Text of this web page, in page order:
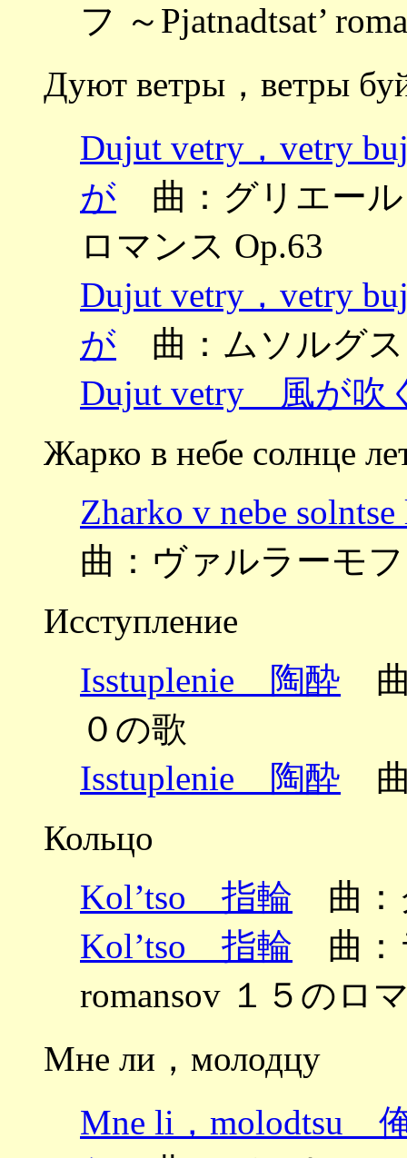
フ ～Pjatnadtsat’
Дуют ветры，ветры
Dujut vetry，vetry
が 曲：グリエール
ロマンス Op.63
Dujut vetry，vetry
が 曲：ムソルグ
Dujut vetry 風が吹
Жарко в небе солнце
Zharko v nebe
曲：ヴァルラーモフ
Исступление
Isstuplenie 陶酔 曲
０の歌
Isstuplenie 陶酔 曲
Кольцо
Kol’tso 指輪 曲：
Kol’tso 指輪 曲：
romansov １５のロ
Мне ли，молодцу
Mne li，molodtsu